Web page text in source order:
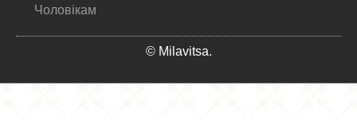
Чоловікам
© Milavitsa.